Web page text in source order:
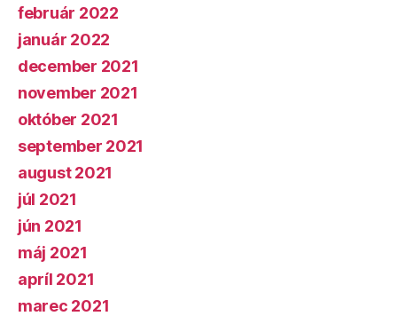
február 2022
január 2022
december 2021
november 2021
október 2021
september 2021
august 2021
júl 2021
jún 2021
máj 2021
apríl 2021
marec 2021